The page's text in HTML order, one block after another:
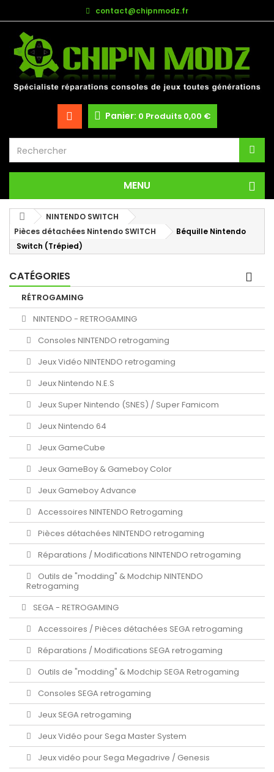
contact@chipnmodz.fr
Panier: 0 Produits 0,00 €
MENU
NINTENDO SWITCH
Pièces détachées Nintendo SWITCH
Béquille Nintendo
Switch (Trépied)
CATÉGORIES
RÉTROGAMING
NINTENDO - RETROGAMING
Consoles NINTENDO retrogaming
Jeux Vidéo NINTENDO retrogaming
Jeux Nintendo N.E.S
Jeux Super Nintendo (SNES) / Super Famicom
Jeux Nintendo 64
Jeux GameCube
Jeux GameBoy & Gameboy Color
Jeux Gameboy Advance
Accessoires NINTENDO Retrogaming
Pièces détachées NINTENDO retrogaming
Réparations / Modifications NINTENDO retrogaming
Outils de "modding" & Modchip NINTENDO
Retrogaming
SEGA - RETROGAMING
Accessoires / Pièces détachées SEGA retrogaming
Réparations / Modifications SEGA retrogaming
Outils de "modding" & Modchip SEGA Retrogaming
Consoles SEGA retrogaming
Jeux SEGA retrogaming
Jeux Vidéo pour Sega Master System
Jeux vidéo pour Sega Megadrive / Genesis